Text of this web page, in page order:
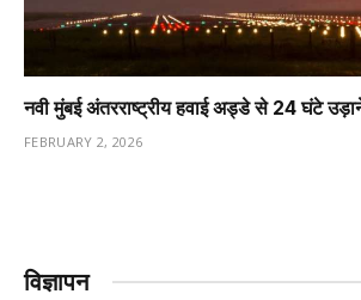
नवी मुंबई अंतरराष्ट्रीय हवाई अड्डे से 24 घंटे
FEBRUARY 2, 2026
विज्ञापन